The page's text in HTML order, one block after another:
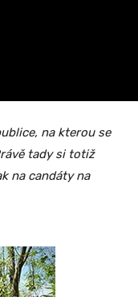
na kterou se
tady si totiž
na candáty na